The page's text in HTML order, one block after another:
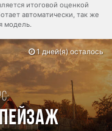
итоговой оценкой
автоматически, так же
модель.
1 дней(я) осталось